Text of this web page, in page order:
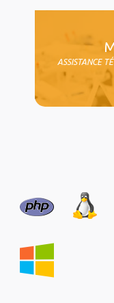
ASSISTANCE